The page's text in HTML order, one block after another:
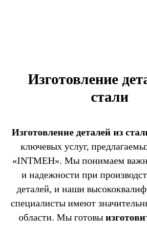
Изготовление
стали
Изготовление деталей из
ключевых услуг,
«INTMEH». Мы понимаем
и надежности при
деталей, и наши
специалисты имеют
области. Мы готовы